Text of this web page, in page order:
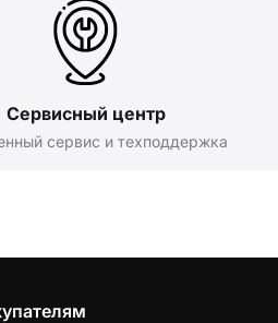
Сервисный центр
сервис и техподдержка